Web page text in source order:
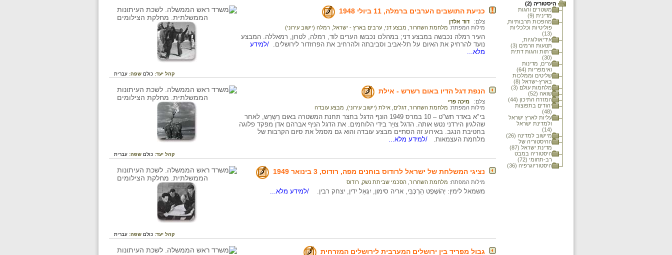
היסטוריה (2)
משטרים והגות
מדינית (9)
מהפכות תרבותיות,
פוליטיות וכלכליות
(13)
אידיאולוגיות,
תנועות וזרמים (3)
דתות והגות דתית
(30)
ערים, מדינות
ואימפריות (64)
שליטים וממלכות
בארץ-ישראל (8)
מלחמות עולם (3)
שואה (52)
המזרח התיכון (44)
יהודים בתפוצות
(48)
עליות לארץ ישראל
ולמדינת ישראל
(14)
מיישוב למדינה (26)
ההיסטוריה של
מדינת ישראל (87)
היסטוריה במבט
רב-תחומי (72)
היסטוריוגרפיה (36)
כניעת התושבים הערבים ברמלה, 11 ביולי 1948
צלם:
דוד אלדן
מילות המפתח: מלחמת השחרור מבצע דני ערבים בארץ - ישראל רמלה (יישוב עירוני)
העיר רמלה נכבשה במבצע דני; במהלכו נכבשו הערים לוד, רמלה, לטרון, רמאללה. המבצע
נועד להרחיק את האיום על תל-אביב וסביבתה ולהרחיב את הפרוזדור לירושלים. /למידע
מלא...
קהל יעד: כולם שפה: עברית
הנפת דגל הדיו באום רשרש - אילת
צלם:
מיכה פרי
מילות המפתח: מלחמת השחרור דגלים אילת (יישוב עירוני) מבצע עובדה
בי"א באדר תש"ט – 10 במרס 1949 הונף הדגל בחצר תחנת המשטרה באוּם רַשְרַש, לאחר
שהלגיון הירדני נטש אותה. הדגל צוּיַר בידי הלוחמים. את הדגל הניף אברהם אדן מפקד פלוגה
בחטיבת הנגב. באירוע זה הסתיים מבצע עובדה והוא גם מסמל את סיום הקרבות של
מלחמת העצמאות.
/למידע מלא...
קהל יעד: כולם שפה: עברית
נציגי המשלחת של ישראל לרודוס בוחנים מפה, רודוס, 3 בינואר 1949
מילות המפתח: מלחמת השחרור הסכמי שביתת נשק רודוס
משמאל לימין: יְהוֹשָפָט הַרְכָּבִּי, אריה סימון, יִגָאֵל ידין, יצחק רבין. /למידע מלא...
קהל יעד: כולם שפה: עברית
גבול מפריד בין ירושלים המערבית לירושלים המזרחית